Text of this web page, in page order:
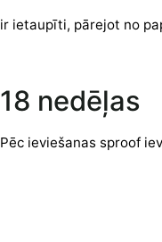
ir ietaupīti, pārejot no
18 nedēļas
Pēc ieviešanas sproof